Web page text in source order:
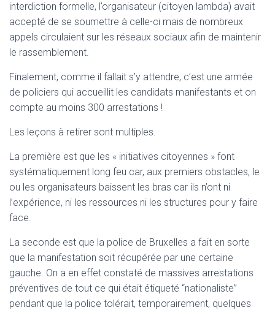
interdiction formelle, l’organisateur (citoyen lambda) avait
accepté de se soumettre à celle-ci mais de nombreux
appels circulaient sur les réseaux sociaux afin de maintenir
le rassemblement.
Finalement, comme il fallait s’y attendre, c’est une armée
de policiers qui accueillit les candidats manifestants et on
compte au moins 300 arrestations !
Les leçons à retirer sont multiples.
La première est que les « initiatives citoyennes » font
systématiquement long feu car, aux premiers obstacles, le
ou les organisateurs baissent les bras car ils n’ont ni
l’expérience, ni les ressources ni les structures pour y faire
face.
La seconde est que la police de Bruxelles a fait en sorte
que la manifestation soit récupérée par une certaine
gauche. On a en effet constaté de massives arrestations
préventives de tout ce qui était étiqueté “nationaliste”
pendant que la police tolérait, temporairement, quelques